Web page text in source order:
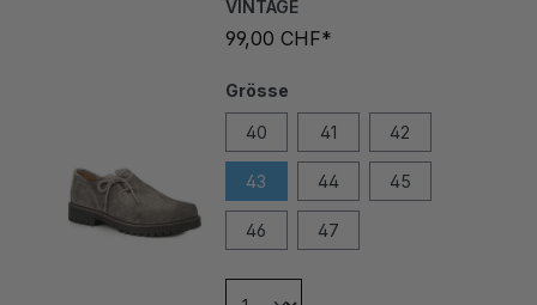
99,00 CHF*
43 44 45
46 47